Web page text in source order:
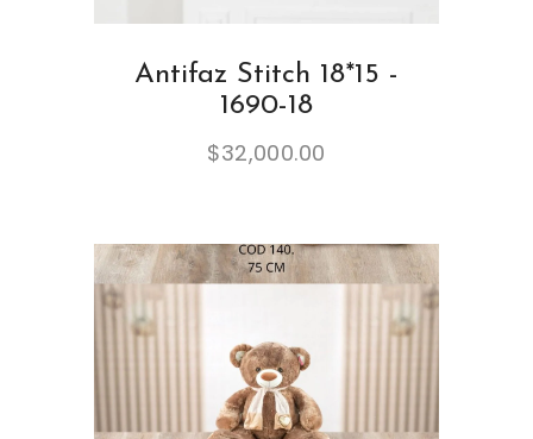
Antifaz Stitch 18*15 -
1690-18
$32,000.00